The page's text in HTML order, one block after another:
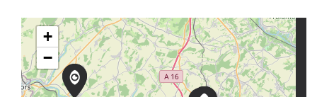
+
−